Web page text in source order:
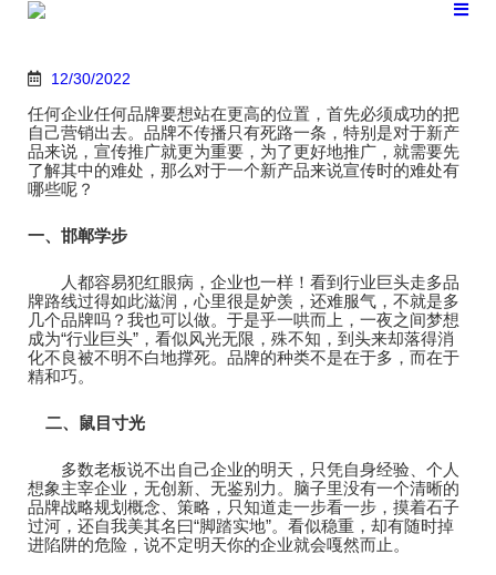
12/30/2022
任何企业任何品牌要想站在更高的位置，首先必须成功的把
自己营销出去。品牌不传播只有死路一条，特别是对于新产
品来说，宣传推广就更为重要，为了更好地推广，就需要先
了解其中的难处，那么对于一个新产品来说宣传时的难处有
哪些呢？
一、 邯郸学步
人都容易犯红眼病，企业也一样！看到行业巨头走多品
牌路线过得如此滋润，心里很是妒羡，还难服气，不就是多
几个品牌吗？我也可以做。于是乎一哄而上，一夜之间梦想
成为“行业巨头”，看似风光无限，殊不知，到头来却落得消
化不良被不明不白地撑死。品牌的种类不是在于多，而在于
精和巧。
二、 鼠目寸光
多数老板说不出自己企业的明天，只凭自身经验、个人
想象主宰企业，无创新、无鉴别力。脑子里没有一个清晰的
品牌战略规划概念、策略，只知道走一步看一步，摸着石子
过河，还自我美其名曰“脚踏实地”。看似稳重，却有随时掉
进陷阱的危险，说不定明天你的企业就会嘎然而止。